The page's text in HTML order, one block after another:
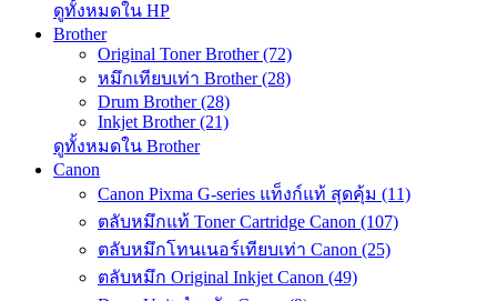
ดูทั้งหมดใน HP
Brother
Original Toner Brother (72)
หมึกเทียบเท่า Brother (28)
Drum Brother (28)
Inkjet Brother (21)
ดูทั้งหมดใน Brother
Canon
Canon Pixma G-series แท็งก์แท้ สุดคุ้ม (11)
ตลับหมึกแท้ Toner Cartridge Canon (107)
ตลับหมึกโทนเนอร์เทียบเท่า Canon (25)
ตลับหมึก Original Inkjet Canon (49)